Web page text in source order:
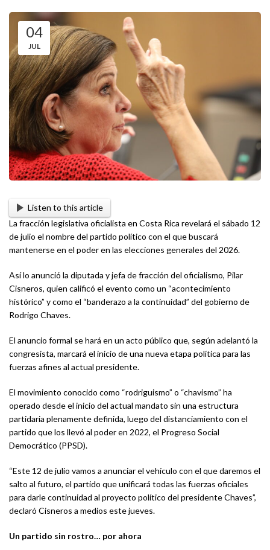
04
JUL
Listen to this article
La fracción legislativa oficialista en Costa Rica revelará el sábado 12
de julio el nombre del partido político con el que buscará
mantenerse en el poder en las elecciones generales del 2026.
Así lo anunció la diputada y jefa de fracción del oficialismo, Pilar
Cisneros, quien calificó el evento como un “acontecimiento
histórico” y como el “banderazo a la continuidad” del gobierno de
Rodrigo Chaves.
El anuncio formal se hará en un acto público que, según adelantó la
congresista, marcará el inicio de una nueva etapa política para las
fuerzas afines al actual presidente.
El movimiento conocido como “rodriguismo” o “chavismo” ha
operado desde el inicio del actual mandato sin una estructura
partidaria plenamente definida, luego del distanciamiento con el
partido que los llevó al poder en 2022, el Progreso Social
Democrático (PPSD).
“Este 12 de julio vamos a anunciar el vehículo con el que daremos el
salto al futuro, el partido que unificará todas las fuerzas oficiales
para darle continuidad al proyecto político del presidente Chaves”,
declaró Cisneros a medios este jueves.
Un partido sin rostro… por ahora